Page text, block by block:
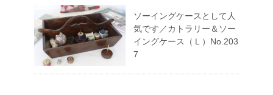
ソーイングケースとして人
気です／カトラリー＆ソー
イングケース（Ｌ）No.203
7